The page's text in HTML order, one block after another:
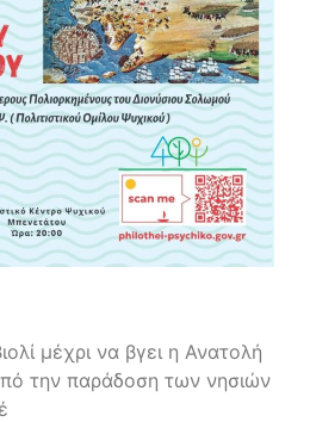
μέχρι να βγει η Ανατολή
την παράδοση των νησιών